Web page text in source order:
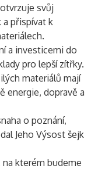
svůj
a přispívat k
a investicemi do
pro lepší zítřky.
materiálů mají
energie, dopravě a
o poznání,
Jeho Výsost šejk
na kterém budeme